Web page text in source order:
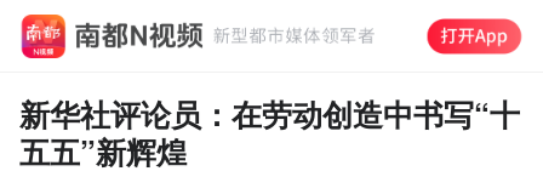
新华社评论员：在劳动创造中书写“十
五五”新辉煌